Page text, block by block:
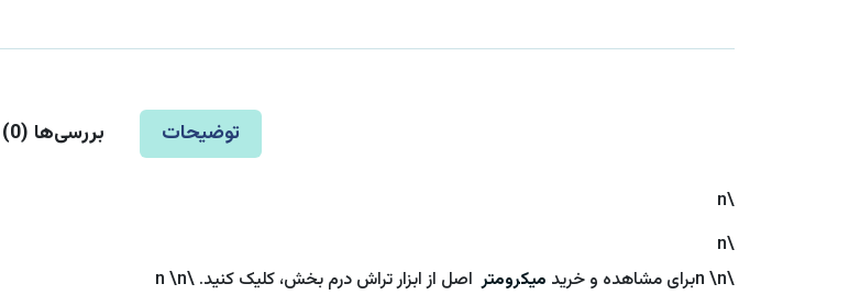
توضیحات بررسی‌ها (0
)
\n
\n
\n \nبرای مشاهده و خرید
میکرومتر اصل از ابزار تراش درم بخش، کلیک کنید. \n \n